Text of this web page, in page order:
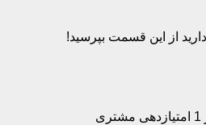
از این قسمت بپرسید!
1 امتیازدهی مشتری